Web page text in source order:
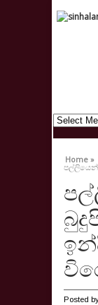
Home »
Posted